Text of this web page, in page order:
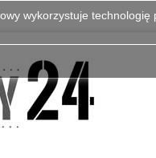
wykorzystuje